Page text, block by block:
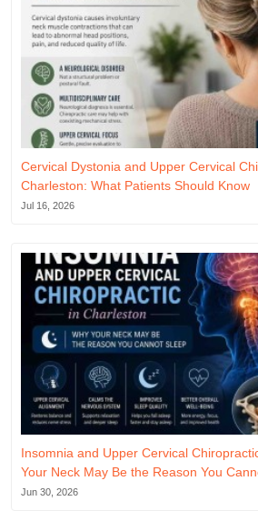
Cervical Dystonia and Upper Cervical
Charleston: What Patients Should Know
Jul 16, 2026
Insomnia and Upper Cervical
Your Neck May Be the Reason You
Jun 30, 2026